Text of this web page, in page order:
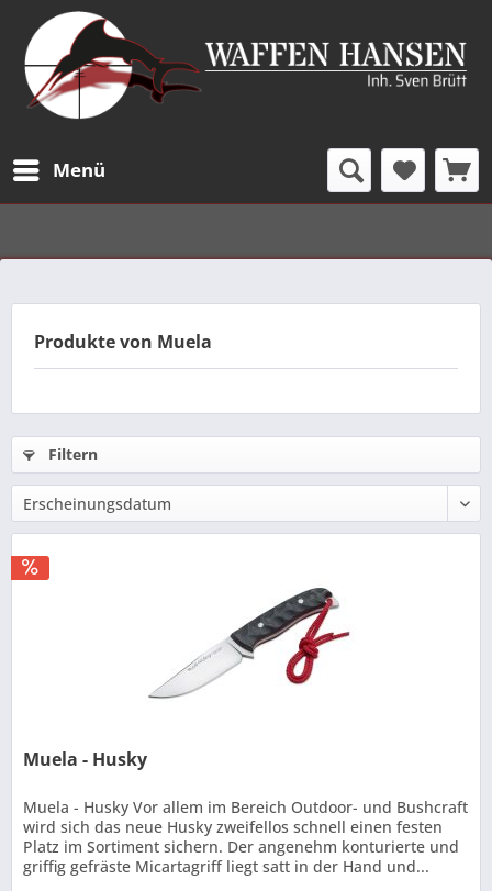
Menü
Produkte von Muela
Filtern
Muela - Husky
Muela - Husky Vor allem im Bereich Outdoor- und Bushcraft
wird sich das neue Husky zweifellos schnell einen festen
Platz im Sortiment sichern. Der angenehm konturierte und
griffig gefräste Micartagriff liegt satt in der Hand und...